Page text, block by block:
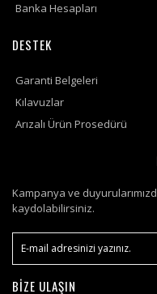
Banka Hesapları
DESTEK
Garanti Belgeleri
Kılavuzlar
Arızalı Ürün Prosedürü
Kampanya ve
kaydolabilirsiniz.
BİZE ULAŞIN